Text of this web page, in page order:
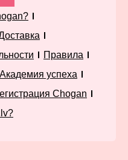
Правила
Академия успеха
Chogan